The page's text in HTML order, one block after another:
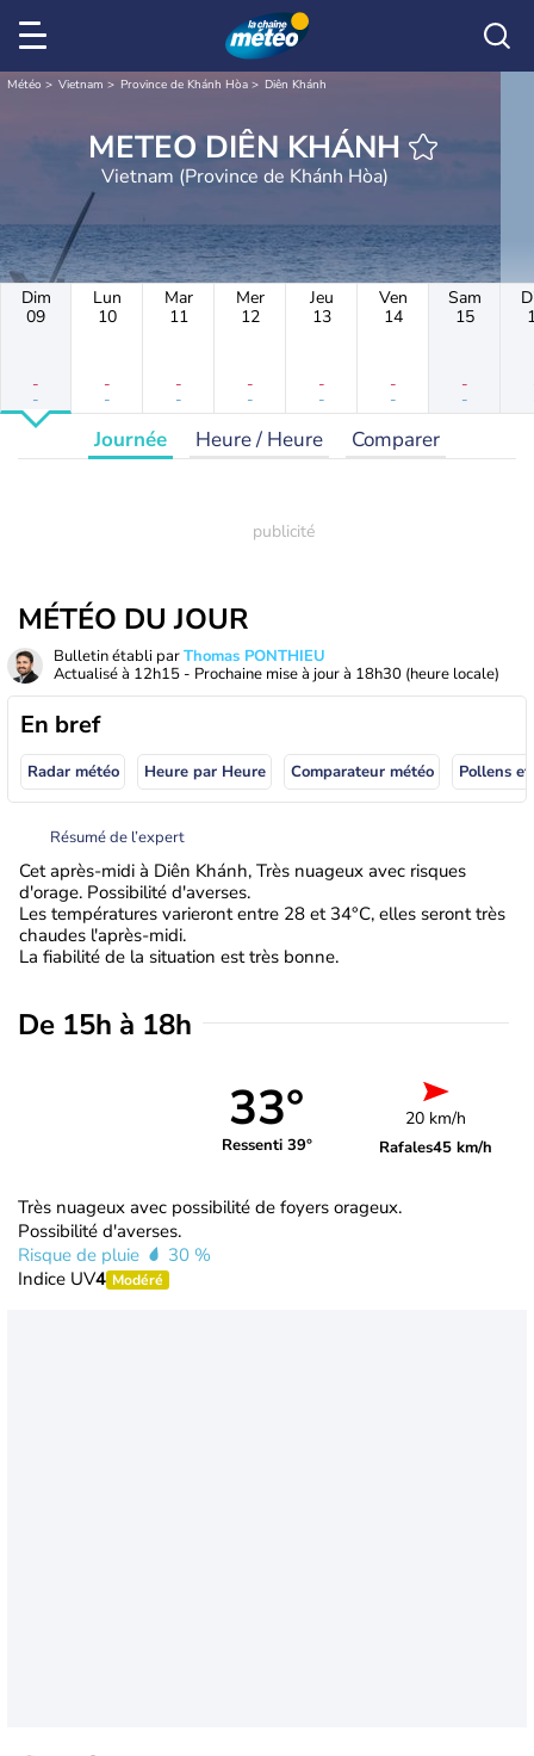
Météo Vietnam Province de Khánh Hòa Diên Khánh
METEO DIÊN KHÁNH
Vietnam (Province de Khánh Hòa)
Dim
09
-
-
Lun
10
-
-
Mar
11
-
-
Mer
12
-
-
Jeu
13
-
-
Ven
14
-
-
Sam
15
-
-
Journée Heure / Heure Comparer
MÉTÉO DU JOUR
Bulletin établi parThomas PONTHIEU
Actualisé à 12h15 - Prochaine mise à jour à 18h30 (heure locale)
En bref
Radar météo Heure par Heure Comparateur météo Pollens
Résumé de l’expert
Cet après-midi à Diên Khánh, Très nuageux avec risques
d'orage. Possibilité d'averses.
Les températures varieront entre 28 et 34°C, elles seront très
chaudes l'après-midi.
La fiabilité de la situation est très bonne.
De 15h à 18h
33°
Ressenti 39°
20 km/h
Rafales45 km/h
Très nuageux avec possibilité de foyers orageux.
Possibilité d'averses.
Risque de pluie
30 %
Indice UV4 Modéré